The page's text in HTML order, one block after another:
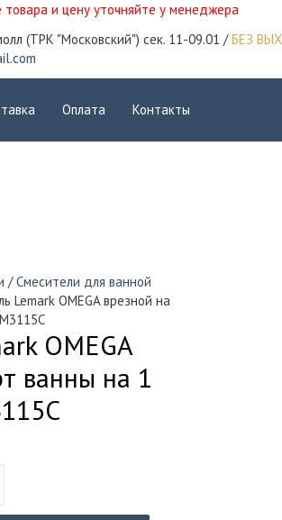
товара и цену уточняйте у менеджера
(ТРК "Московский") сек. 11-09.01 /БЕЗ
Оплата Контакты
/Смесители для ванной
Lemark OMEGA врезной на
OMEGA
ванны на 1